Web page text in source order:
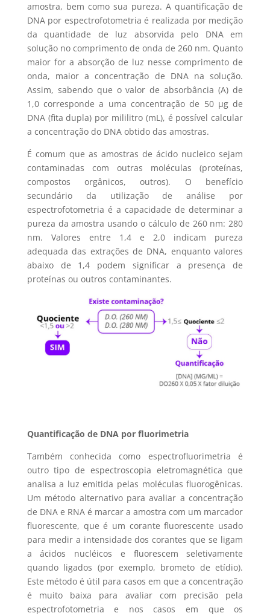
amostra, bem como sua pureza. A quantificação de
DNA por espectrofotometria é realizada por medição
da quantidade de luz absorvida pelo DNA em
solução no comprimento de onda de 260 nm. Quanto
maior for a absorção de luz nesse comprimento de
onda, maior a concentração de DNA na solução.
Assim, sabendo que o valor de absorbância (A) de
1,0 corresponde a uma concentração de 50 µg de
DNA (fita dupla) por mililitro (mL), é possível calcular
a concentração do DNA obtido das amostras.
É comum que as amostras de ácido nucleico sejam
contaminadas com outras moléculas (proteínas,
compostos orgânicos, outros). O benefício
secundário da utilização de análise por
espectrofotometria é a capacidade de determinar a
pureza da amostra usando o cálculo de 260 nm: 280
nm. Valores entre 1,4 e 2,0 indicam pureza
adequada das extrações de DNA, enquanto valores
abaixo de 1,4 podem significar a presença de
proteínas ou outros contaminantes.
Quantificação de DNA por fluorimetria
Também conhecida como espectrofluorimetria é
outro tipo de espectroscopia eletromagnética que
analisa a luz emitida pelas moléculas fluorogênicas.
Um método alternativo para avaliar a concentração
de DNA e RNA é marcar a amostra com um marcador
fluorescente, que é um corante fluorescente usado
para medir a intensidade dos corantes que se ligam
a ácidos nucléicos e fluorescem seletivamente
quando ligados (por exemplo, brometo de etídio).
Este método é útil para casos em que a concentração
é muito baixa para avaliar com precisão pela
espectrofotometria e nos casos em que os